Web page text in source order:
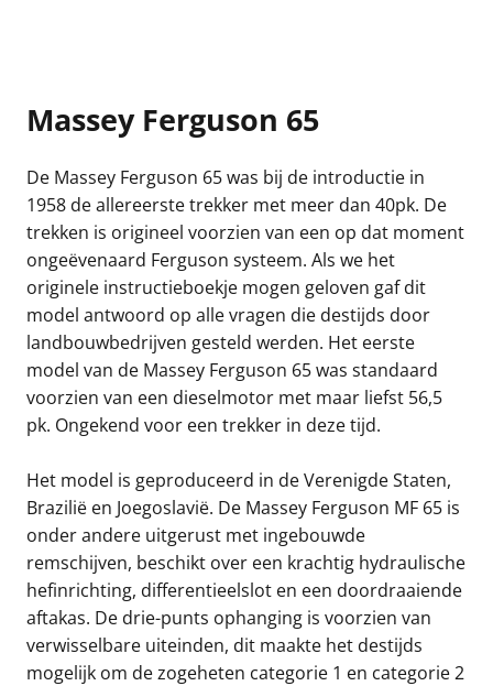
Massey Ferguson 65
De Massey Ferguson 65 was bij de introductie in
1958 de allereerste trekker met meer dan 40pk. De
trekken is origineel voorzien van een op dat moment
ongeëvenaard Ferguson systeem. Als we het
originele instructieboekje mogen geloven gaf dit
model antwoord op alle vragen die destijds door
landbouwbedrijven gesteld werden. Het eerste
model van de Massey Ferguson 65 was standaard
voorzien van een dieselmotor met maar liefst 56,5
pk. Ongekend voor een trekker in deze tijd.
Het model is geproduceerd in de Verenigde Staten,
Brazilië en Joegoslavië. De Massey Ferguson MF 65 is
onder andere uitgerust met ingebouwde
remschijven, beschikt over een krachtig hydraulische
hefinrichting, differentieelslot en een doordraaiende
aftakas. De drie-punts ophanging is voorzien van
verwisselbare uiteinden, dit maakte het destijds
mogelijk om de zogeheten categorie 1 en categorie 2